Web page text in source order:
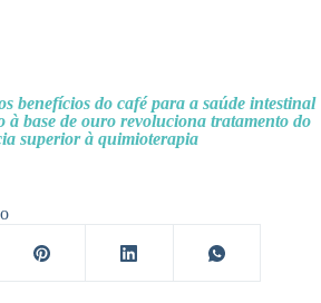
benefícios do café para a saúde intestinal
à base de ouro revoluciona tratamento do
superior à quimioterapia